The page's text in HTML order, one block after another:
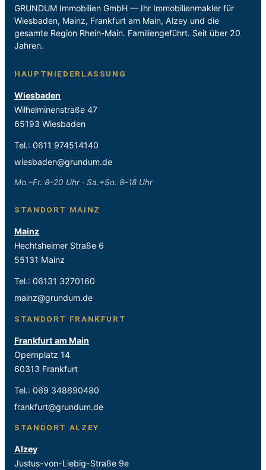
GRUNDUM Immobilien GmbH — Ihr Immobilienmakler für
Wiesbaden, Mainz, Frankfurt am Main, Alzey und die
gesamte Region Rhein-Main. Familiengeführt. Seit über 20
Jahren.
HAUPTNIEDERLASSUNG
Wiesbaden
Wilhelminenstraße 47
65193 Wiesbaden
Tel.: 0611 974514140
wiesbaden@grundum.de
Mo.–Fr. 8–20 Uhr · Sa.+So. 8–18 Uhr
STANDORT MAINZ
Mainz
Hechtsheimer Straße 6
55131 Mainz
Tel.: 06131 3270160
mainz@grundum.de
STANDORT FRANKFURT
Frankfurt am Main
Opernplatz 14
60313 Frankfurt
Tel.: 069 348690480
frankfurt@grundum.de
STANDORT ALZEY
Alzey
Justus-von-Liebig-Straße 9e